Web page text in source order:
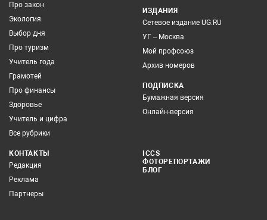
Про закон
Экология
Выбор дня
Про туризм
Учитель года
Грамотей
Про финансы
Здоровье
Учитель и цифра
Все рубрики
ИЗДАНИЯ
Сетевое издание UG.RU
УГ – Москва
Мой профсоюз
Архив номеров
ПОДПИСКА
Бумажная версия
Онлайн-версия
КОНТАКТЫ
Редакция
Реклама
Партнеры
ICCS
ФОТОРЕПОРТАЖИ
БЛОГ